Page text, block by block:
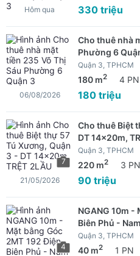
330 triệu
Hôm qua
Cho thuê nhà
Phường 6
Quận 3, TPHCM
180 m2 4 PN
180 triệu
06/08/2026
7
Cho thuê Biệt
DT 14x20m,
Quận 3, TPHCM
220 m2 3 PN
90 triệu
21/05/2026
4
NGANG 10m -
Biên Phủ -
Quận 3, TPHCM
40 m2 1 PN